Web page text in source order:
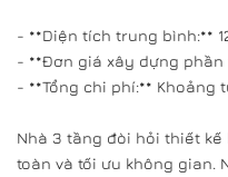
- **Diện tích trung bình:**
- **Đơn giá xây dựng phần
- **Tổng chi phí:** Khoảng
Nhà 3 tầng đòi hỏi thiết
toàn và tối ưu không gian.